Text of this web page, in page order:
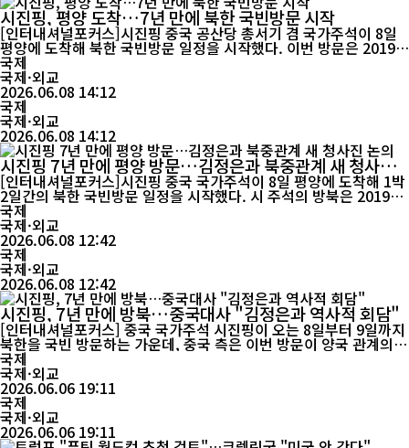
시진핑, 평양 도착…7년 만에 북한 국빈방문 시작
[인터내셔널포커스]시진핑 중국 공산당 총서기 겸 국가주석이 8일
평양에 도착해 북한 국빈방문 일정을 시작했다. 이번 방문은 2019년
이후 7년 만의 방북으로, 북중 관계 강화와 한반도 정세를 둘러싼 양
국 협력 방안이 주요 의제로 다뤄질 전망이다. 중국 관영 CCTV에 따
르면 시 주석은 8일 정오께 전용기 편으로 평양 순안국제공항에 도
착했다. 공항에는 ...
국제
국제·외교
2026.06.08 14:12
국제
국제·외교
2026.06.08 14:12
시진핑 7년 만에 평양 방문…김정은과 북중관계 새 청사진
논의
[인터내셔널포커스]시진핑 중국 국가주석이 8일 평양에 도착해 1박
2일간의 북한 국빈방문 일정을 시작했다. 시 주석의 방북은 2019년
이후 7년 만으로, 북중 전통 우호관계를 재확인하는 동시에 변화하
는 국제정세 속에서 양국 협력의 새로운 방향을 모색하는 계기가 될
것으로 평가된다. 이번 방문은 김정은 북한 국무위원장의 초청으로
이뤄졌다. 양국 정상의 대면 회담은 지난해 9월 김 위원장의 방중 이
후 1년도 채 지...
국제
국제·외교
2026.06.08 12:42
국제
국제·외교
2026.06.08 12:42
시진핑, 7년 만에 방북…중국대사 "김정은과 역사적 회담"
[인터내셔널포커스] 중국 국가주석 시진핑이 오는 8일부터 9일까지
북한을 국빈 방문하는 가운데, 중국 측은 이번 방문이 양국 관계의
새로운 이정표가 될 것이라고 강조했다. 중국의 왕야쥔 주북한 대사
는 6일 중국 공산당 기관지 인민일보 기고문에서 "시진핑 주석과 김
정은 국무위원장이 중요한 역사적 회담을 갖게 될 것"이라며 "새 시
대 북중 관계 발전 방향을 함께 설계하는 계기가 될 것"이라고 밝혔
다. ...
국제
국제·외교
2026.06.06 19:11
국제
국제·외교
2026.06.06 19:11